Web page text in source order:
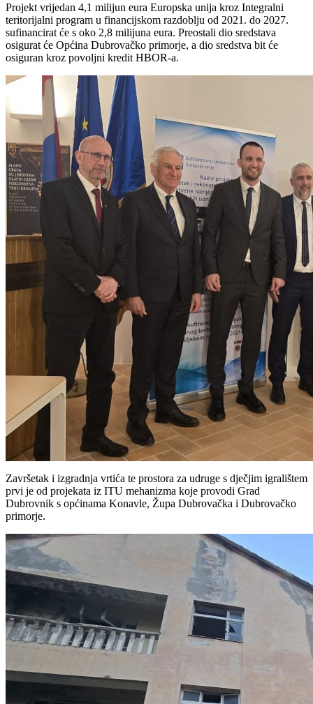
Projekt vrijedan 4,1 milijun eura Europska unija kroz Integralni
teritorijalni program u financijskom razdoblju od 2021. do 2027.
sufinancirat će s oko 2,8 milijuna eura. Preostali dio sredstava
osigurat će Općina Dubrovačko primorje, a dio sredstva bit će
osiguran kroz povoljni kredit HBOR-a.
Završetak i izgradnja vrtića te prostora za udruge s dječjim igralištem
prvi je od projekata iz ITU mehanizma koje provodi Grad
Dubrovnik s općinama Konavle, Župa Dubrovačka i Dubrovačko
primorje.